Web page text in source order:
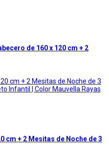
de 160 x 120 cm + 2
cm + 2 Mesitas de Noche de 3